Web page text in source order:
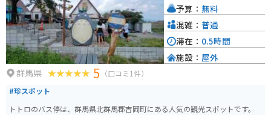
するのに最適な場所です。
群馬県 5 （口コミ1件）
#珍スポット
トトロのバス停は、群馬県北群馬郡吉岡町にある人気の観光スポットです。
予算： 無料
混雑： 普通
滞在： 0.5時間
施設： 屋外